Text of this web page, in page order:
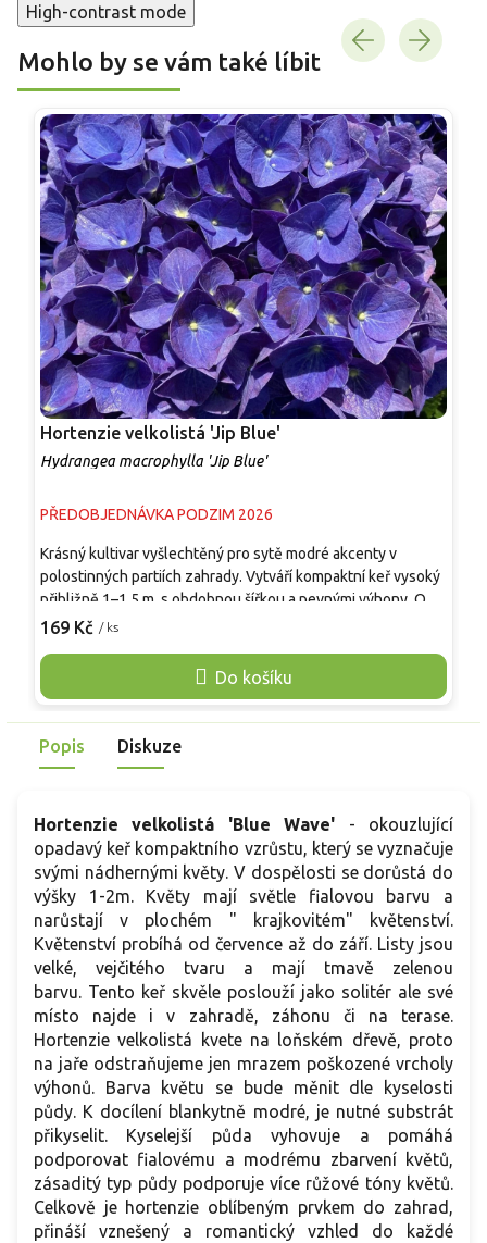
High-contrast mode
Mohlo by se vám také líbit
Hortenzie velkolistá 'Jip Blue'
Hydrangea macrophylla 'Jip Blue'
PŘEDOBJEDNÁVKA PODZIM 2026
169 Kč / ks
Do košíku
Krásný kultivar vyšlechtěný pro sytě modré akcenty v
polostinných partiích zahrady. Vytváří kompaktní keř vysoký
přibližně 1–1,5 m, s obdobnou šířkou a pevnými výhony. Od
června do září je pokrytý kulovitými květenstvími, která se v
polostínu, v humózní, mírně kyselé a nevysychavé půdě
kvete spolehlivě a uplatní se i v nádobách. Rostlina se hodí
Popis Diskuze
Hortenzie velkolistá 'Blue Wave' -
okouzlující
opadavý keř kompaktního vzrůstu, který se vyznačuje
svými nádhernými květy. V dospělosti se dorůstá do
výšky 1-2m. Květy mají světle fialovou barvu a
narůstají v plochém " krajkovitém" květenství.
Květenství probíhá od července až do září. Listy jsou
velké, vejčitého tvaru a mají tmavě zelenou
barvu. Tento keř skvěle poslouží jako solitér ale své
místo najde i v zahradě, záhonu či na terase.
Hortenzie velkolistá kvete na loňském dřevě, proto
na jaře odstraňujeme jen mrazem poškozené vrcholy
výhonů. Barva květu se bude měnit dle kyselosti
půdy. K docílení blankytně modré, je nutné substrát
přikyselit. Kyselejší půda vyhovuje a pomáhá
podporovat fialovému a modrému zbarvení květů,
zásaditý typ půdy podporuje více růžové tóny květů.
Celkově je hortenzie oblíbeným prvkem do zahrad,
přináší vznešený a romantický vzhled do každé